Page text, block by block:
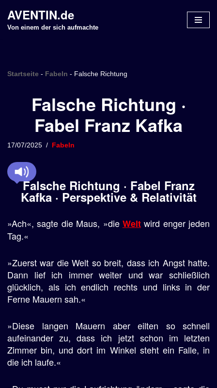
Z
n
p
i
n
AVENTIN.de
Von einem der sich aufmachte
Startseite - Fabeln - Falsche Richtung
Falsche Richtung ·
Fabel Franz Kafka
17/07/2025 Fabeln
Falsche Richtung · Fabel Franz
Kafka · Perspektive & Relativität
»Ach«, sagte die Maus, »die Weltwird enger jeden
Tag.«
»Zuerst war die Welt so breit, dass ich Angst hatte.
Dann lief ich immer weiter und war schließlich
glücklich, als ich endlich rechts und links in der
Ferne Mauern sah.«
»Diese langen Mauern aber eilten so schnell
aufeinander zu, dass ich jetzt schon im letzten
Zimmer bin, und dort im Winkel steht ein Falle, in
die ich laufe.«